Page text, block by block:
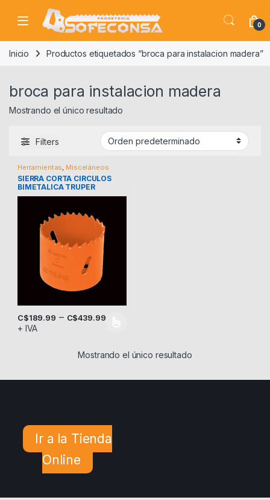
Skip to navigation
Skip to content
0
Inicio Productos etiquetados “broca para instalacion madera”
broca para instalacion madera
Mostrando el único resultado
Filters
Herramientas, Misceláneos
SIERRA CORTA CIRCULOS
BIMETALICA TRUPER
C$189.99 – C$439.99
+ IVA
Este producto tiene múltiples variantes. Las opciones se
Mostrando el único resultado
Ir a la Tienda
Online